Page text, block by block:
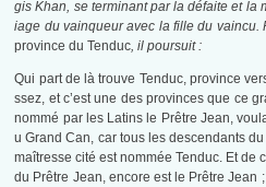
gis Khan, se terminant par la défaite et la
iage du vainqueur avec la fille du vaincu.
province du Tenduc, il poursuit :
Qui part de là trouve Tenduc, province
ssez, et c’est une des provinces que ce
nommé par les Latins le Prêtre Jean,
u Grand Can, car tous les descendants
maîtresse cité est nommée Tenduc. Et de
du Prêtre Jean, encore est le Prêtre Jean